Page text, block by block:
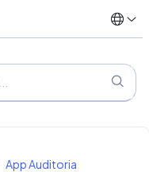
App Auditoria